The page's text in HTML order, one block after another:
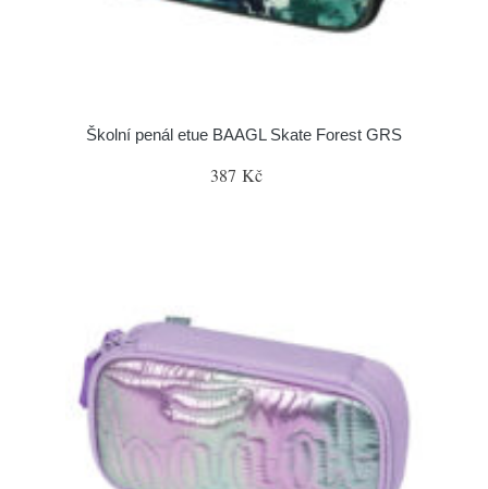
Školní penál etue BAAGL Skate Forest GRS
387 Kč